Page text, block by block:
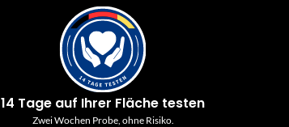
14 Tage auf Ihrer Fläche testen
Zwei Wochen Probe, ohne Risiko.